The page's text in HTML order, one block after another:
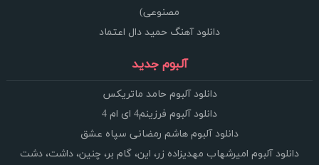
مصنوعی)
دانلود آهنگ حمید دال اعتماد
آلبوم جدید
دانلود آلبوم حامد ماتریکس
دانلود آلبوم فرزینم4 ای ام 4
دانلود آلبوم هاشم رمضانی سپاه عشق
دانلود آلبوم امیرشهاب مهدیزاده زر، این، گام بر، چنین، داشت، دشت